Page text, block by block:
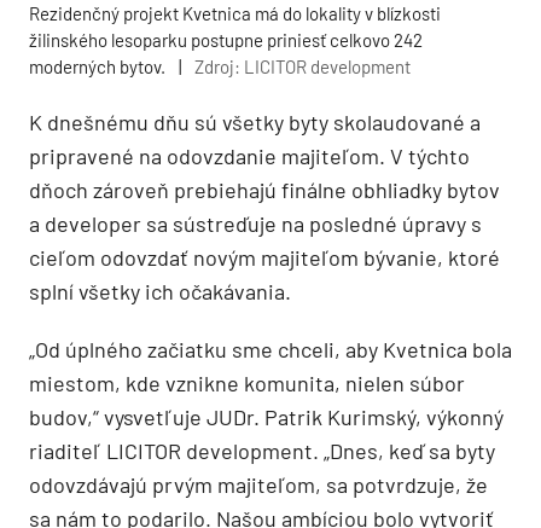
Rezidenčný projekt Kvetnica má do lokality v blízkosti
žilinského lesoparku postupne priniesť celkovo 242
moderných bytov.
| Zdroj: LICITOR development
K dnešnému dňu sú všetky byty skolaudované a
pripravené na odovzdanie majiteľom. V týchto
dňoch zároveň prebiehajú finálne obhliadky bytov
a developer sa sústreďuje na posledné úpravy s
cieľom odovzdať novým majiteľom bývanie, ktoré
splní všetky ich očakávania.
„Od úplného začiatku sme chceli, aby Kvetnica bola
miestom, kde vznikne komunita, nielen súbor
budov,“ vysvetľuje JUDr. Patrik Kurimský, výkonný
riaditeľ LICITOR development. „Dnes, keď sa byty
odovzdávajú prvým majiteľom, sa potvrdzuje, že
sa nám to podarilo. Našou ambíciou bolo vytvoriť